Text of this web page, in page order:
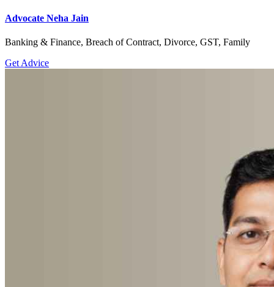
Advocate Neha Jain
Banking & Finance, Breach of Contract, Divorce, GST, Family
Get Advice